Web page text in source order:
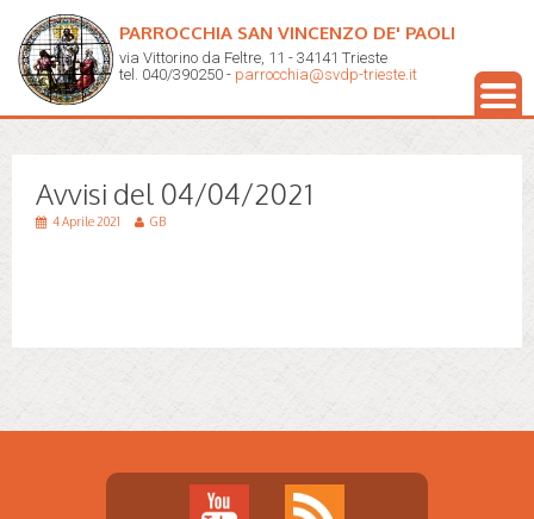
PARROCCHIA SAN VINCENZO DE' PAOLI
via Vittorino da Feltre, 11 - 34141 Trieste
tel. 040/390250 - parrocchia@svdp-trieste.it
Avvisi del 04/04/2021
4 Aprile 2021 GB